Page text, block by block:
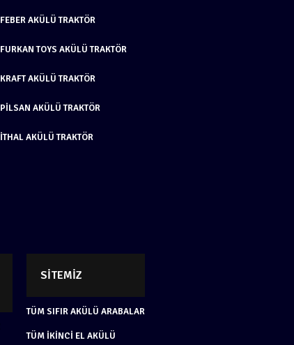
FEBER AKÜLÜ TRAKTÖR
FURKAN TOYS AKÜLÜ TRAKTÖR
KRAFT AKÜLÜ TRAKTÖR
PILSAN AKÜLÜ TRAKTÖR
İTHAL AKÜLÜ TRAKTÖR
SITEMIZ
TÜM SIFIR AKÜLÜ ARABALAR
TÜM İKINCI EL AKÜLÜ